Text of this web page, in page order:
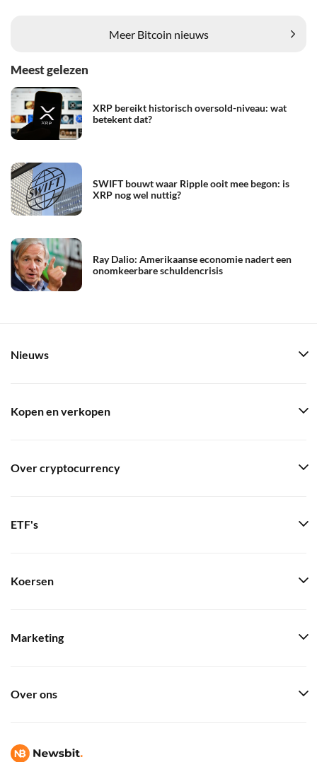
Meer Bitcoin nieuws
Meest gelezen
XRP bereikt historisch oversold-niveau: wat
betekent dat?
SWIFT bouwt waar Ripple ooit mee begon: is
XRP nog wel nuttig?
Ray Dalio: Amerikaanse economie nadert een
onomkeerbare schuldencrisis
Nieuws
Kopen en verkopen
Over cryptocurrency
ETF's
Koersen
Marketing
Over ons